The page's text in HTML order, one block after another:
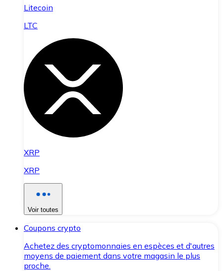
Litecoin
LTC
XRP
XRP
Voir toutes
Coupons crypto
Achetez des cryptomonnaies en espèces et d'autres
moyens de paiement dans votre magasin le plus
proche.